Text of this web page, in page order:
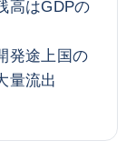
高はGDPの
発途上国の
量流出